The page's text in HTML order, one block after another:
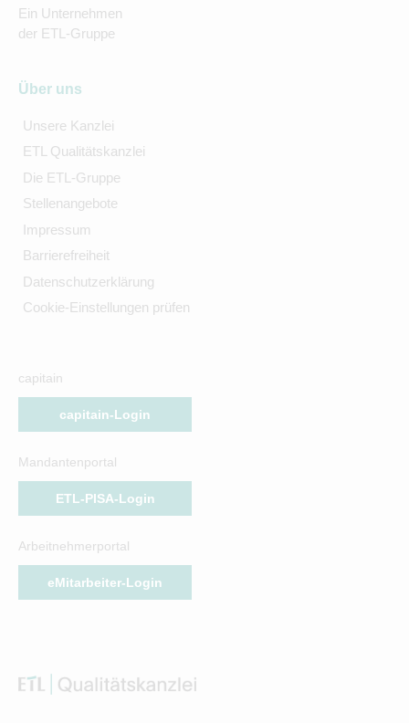
Ein Unternehmen
der ETL-Gruppe
Über uns
Unsere Kanzlei
ETL Qualitätskanzlei
Die ETL-Gruppe
Stellenangebote
Impressum
Barrierefreiheit
Datenschutzerklärung
Cookie-Einstellungen prüfen
capitain
capitain-Login
Mandantenportal
ETL-PISA-Login
Arbeitnehmerportal
eMitarbeiter-Login